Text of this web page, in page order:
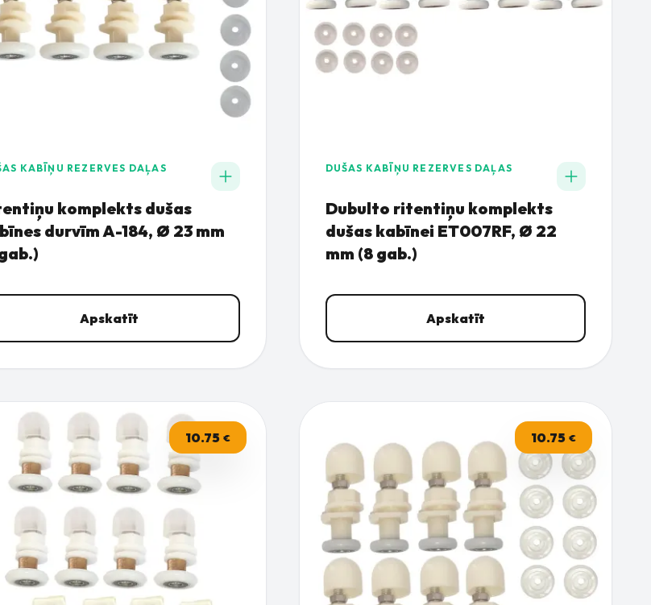
KABĪŅU REZERVES DAĻAS
komplekts dušas
durvīm A-184, Ø 23 mm
Apskatīt
DUŠAS KABĪŅU REZERVES DAĻAS
Dubulto ritentiņu komplekts
dušas kabīnei ET007RF, Ø 22
mm (8 gab.)
Apskatīt
10.75 € 10.75 €